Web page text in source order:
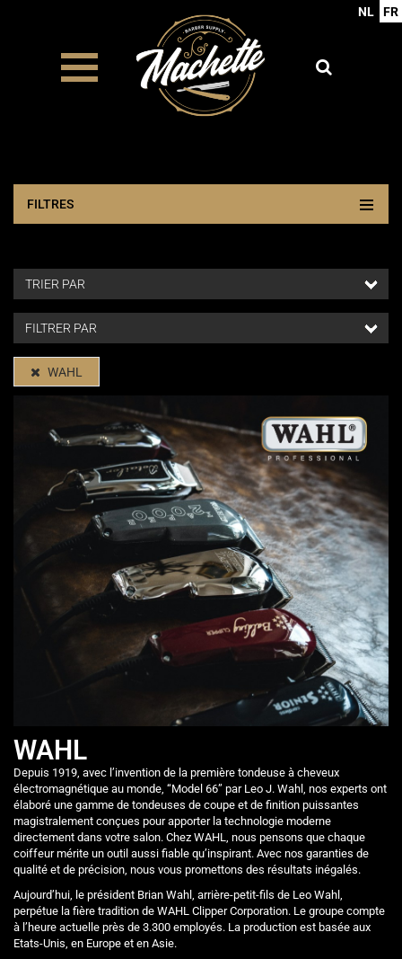
NL FR
FILTRES
WAHL
WAHL
Depuis 1919, avec l’invention de la première tondeuse à cheveux
électromagnétique au monde, “Model 66” par Leo J. Wahl, nos experts ont
élaboré une gamme de tondeuses de coupe et de finition puissantes
magistralement conçues pour apporter la technologie moderne
directement dans votre salon. Chez WAHL, nous pensons que chaque
coiffeur mérite un outil aussi fiable qu’inspirant. Avec nos garanties de
qualité et de précision, nous vous promettons des résultats inégalés.
Aujourd’hui, le président Brian Wahl, arrière-petit-fils de Leo Wahl,
perpétue la fière tradition de WAHL Clipper Corporation. Le groupe compte
à l’heure actuelle près de 3.300 employés. La production est basée aux
Etats-Unis, en Europe et en Asie.